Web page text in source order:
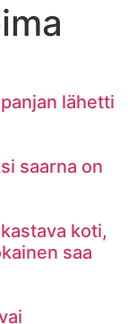
lähetti
saarna on
koti,
saa